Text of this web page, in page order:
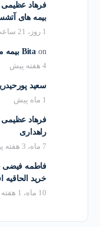
فرهاد عظیمی
بیمه های
1 روز، 21 ساعت پیش
Bita on
4 هفته پیش
سعید
1 ماه پیش
فرهاد عظیمی
راهداری
7 ماه، 3 هفته پیش
فاطمه فیضی
خرید الحاقیه
10 ماه، 1 هفته پیش